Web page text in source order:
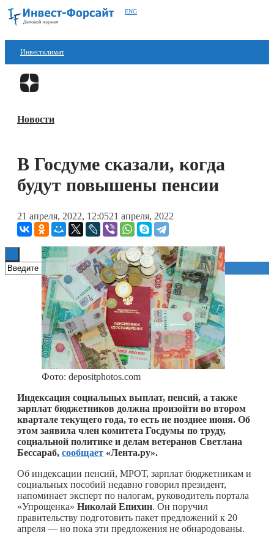
ENG
Инвестклимат
Финансы
Блокчейн
Книги
Новости
В Госдуме сказали, когда
будут повышены пенсии
21 апреля, 2022, 12:0521 апреля, 2022
Фото: depositphotos.com
Индексация социальных выплат, пенсий, а также
зарплат бюджетников должна произойти во втором
квартале текущего года, то есть не позднее июня. Об
этом заявила член комитета Госдумы по труду,
социальной политике и делам ветеранов Светлана
Бессараб, сообщает «Лента.ру».
Об индексации пенсий, МРОТ, зарплат бюджетникам и
социальных пособий недавно говорил президент,
напоминает эксперт по налогам, руководитель портала
«Упрощенка» Николай Епихин. Он поручил
правительству подготовить пакет предложений к 20
апреля — но пока эти предложения не обнародованы.